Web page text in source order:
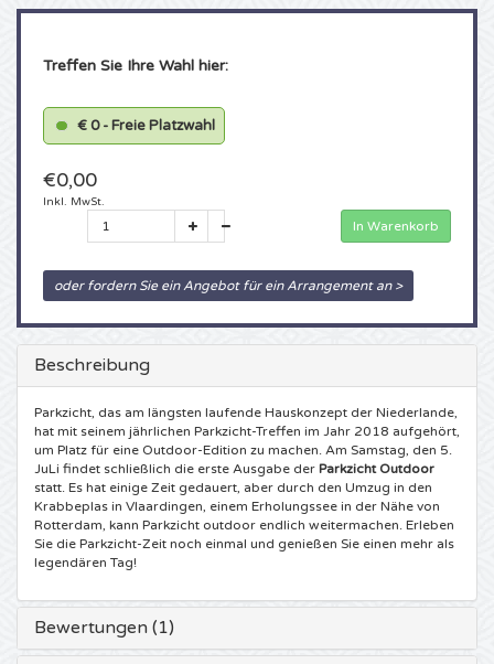
UEFA Europa League Finale Karten
UEFA Europa Conference League Final Karten
Bayern Munchen Karten
Excelsior Karten
Belgien
Deutschland
Simply Red Karten
Live on the beach Karten
Guus Meeuwis
5 Seconds of Summer Karten
North Sea Jazz Festival Karten
Concert at Sea Karten
A Day at the Park Karten
Zwarte Cross Festival Karten
Blijdorp Festival tickets
Pinkpop karten
Intents Karten
Dominator Festival Karten
AMF Karten
Pleinvrees Karten
Mystic Garden Karten
Snakepit Karten
Crazyland Karten
Shockerz Karten
Treffen Sie Ihre Wahl hier:
€ 0 - Freie Platzwahl
€0,00
Inkl. MwSt.
In Warenkorb
oder fordern Sie ein Angebot für ein Arrangement an >
Beschreibung
Parkzicht, das am längsten laufende Hauskonzept der Niederlande,
hat mit seinem jährlichen Parkzicht-Treffen im Jahr 2018 aufgehört,
um Platz für eine Outdoor-Edition zu machen. Am Samstag, den 5.
JuLi findet schließlich die erste Ausgabe der Parkzicht Outdoor
statt. Es hat einige Zeit gedauert, aber durch den Umzug in den
Krabbeplas in Vlaardingen, einem Erholungssee in der Nähe von
Rotterdam, kann Parkzicht outdoor endlich weitermachen. Erleben
Sie die Parkzicht-Zeit noch einmal und genießen Sie einen mehr als
legendären Tag!
Bewertungen (1)